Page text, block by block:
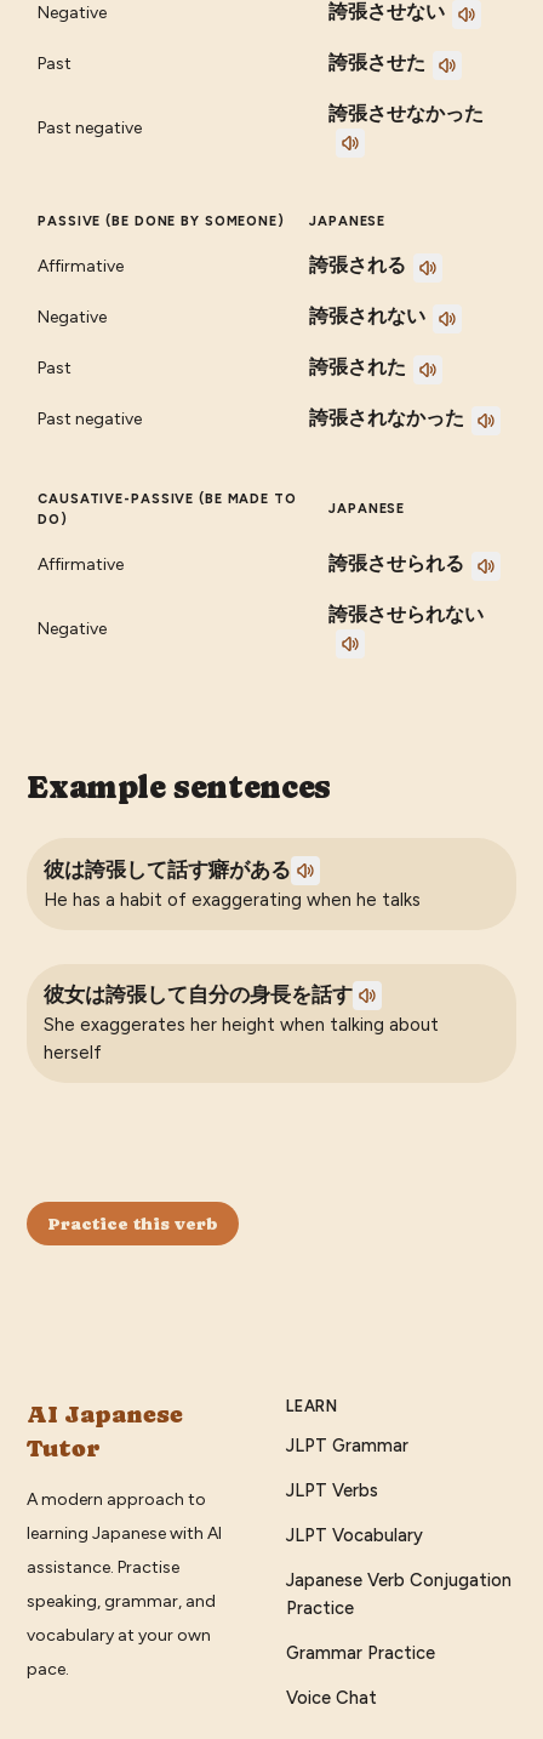
Negative 誇張させない
Past 誇張させた
Past negative
誇張させなかった
PASSIVE (BE DONE BY SOMEONE) JAPANESE
Affirmative 誇張される
Negative 誇張されない
Past 誇張された
Past negative 誇張されなかった
CAUSATIVE-PASSIVE (BE MADE TO
DO)
JAPANESE
Affirmative 誇張させられる
Negative
誇張させられない
Example sentences
彼は誇張して話す癖がある
He has a habit of exaggerating when he talks
彼女は誇張して自分の身長を話す
She exaggerates her height when talking about
herself
Practice this verb
AI Japanese
Tutor
A modern approach to
learning Japanese with AI
assistance. Practise
speaking, grammar, and
vocabulary at your own
pace.
LEARN
JLPT Grammar
JLPT Verbs
JLPT Vocabulary
Japanese Verb Conjugation
Practice
Grammar Practice
Voice Chat